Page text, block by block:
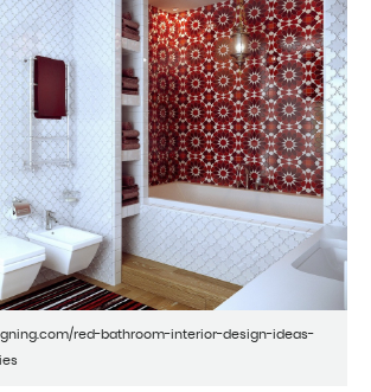
red-bathroom-interior-design-ideas-